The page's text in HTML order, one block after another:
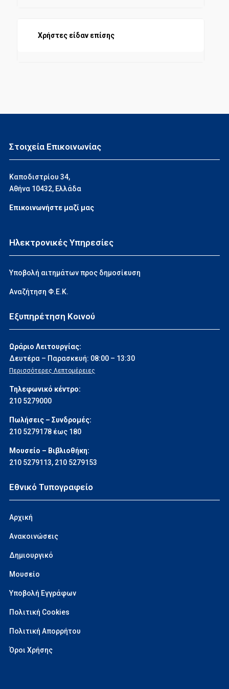
ΑΓΡΟΤΙΚΗ ΝΟΜΟΘΕΣΙΑ
ΕΡΓΑΤΙΚΗ ΝΟΜΟΘΕΣΙΑ
ΕΠΙΣΤΗΜΕΣ ΚΑΙ ΤΕΧΝΕΣ
ΕΜΠΟΡΙΚΗ ΝΑΥΤΙΛΙΑ
ΣΥΝΤΑΓΜΑΤΙΚΗ ΝΟΜΟΘΕΣΙΑ
Χρήστες είδαν επίσης
Στοιχεία Επικοινωνίας
Καποδιστρίου 34,
Αθήνα 10432, Ελλάδα
Επικοινωνήστε μαζί μας
Ηλεκτρονικές Υπηρεσίες
Υποβολή αιτημάτων προς δημοσίευση
Αναζήτηση Φ.Ε.Κ.
Εξυπηρέτηση Κοινού
Ωράριο Λειτουργίας:
Δευτέρα – Παρασκευή: 08:00 – 13:30
Περισσότερες Λεπτομέρειες
Τηλεφωνικό κέντρο:
210 5279000
Πωλήσεις – Συνδρομές:
210 5279178 έως 180
Μουσείο – Βιβλιοθήκη:
210 5279113, 210 5279153
Εθνικό Τυπογραφείο
Αρχική
Ανακοινώσεις
Δημιουργικό
Μουσείο
Υποβολή Εγγράφων
Πολιτική Cookies
Πολιτική Απορρήτου
Όροι Χρήσης